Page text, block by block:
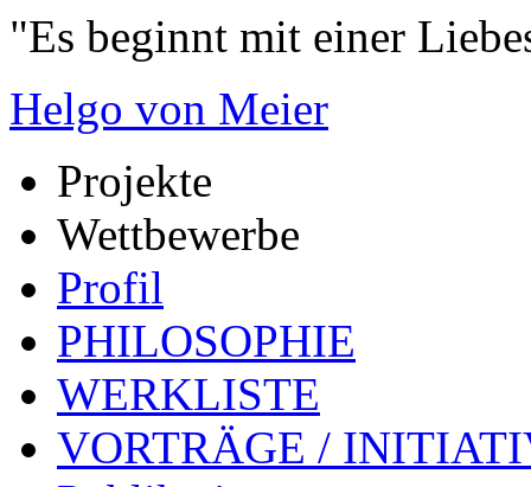
"Es beginnt mit einer
Helgo von Meier
Projekte
Wettbewerbe
Profil
PHILOSOPHIE
WERKLISTE
VORTRÄGE /